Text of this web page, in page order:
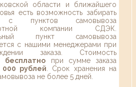
области и ближайшего
есть возможность забирать
с пунктов самовывоза
компании СДЭК.
пункт самовывоза
с нашими менеджерами при
заказа. Стоимость
бесплатно при сумме заказа
000 рублей . Срок хранения на
не более 5 дней.